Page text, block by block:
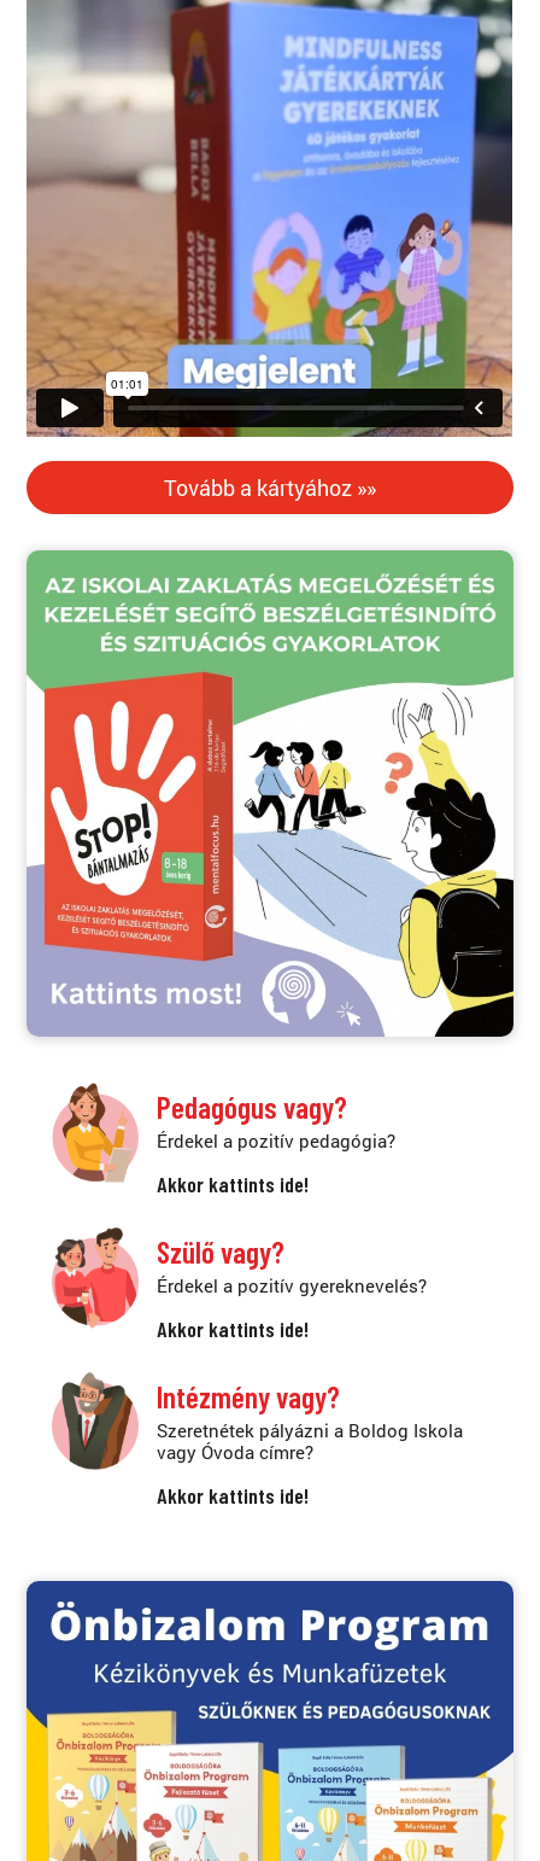
Tovább a kártyához »»
Pedagógus vagy?
Érdekel a pozitív pedagógia?
Akkor kattints ide!
Szülő vagy?
Érdekel a pozitív gyereknevelés?
Akkor kattints ide!
Intézmény vagy?
Szeretnétek pályázni a Boldog Iskola
vagy Óvoda címre?
Akkor kattints ide!